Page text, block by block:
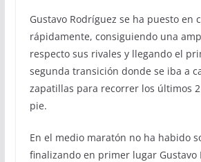
Gustavo Rodríguez se ha puesto en
rápidamente, consiguiendo una
respecto sus rivales y llegando el
segunda transición donde se iba a
zapatillas para recorrer los últimos
pie.
En el medio maratón no ha habido
finalizando en primer lugar Gustavo